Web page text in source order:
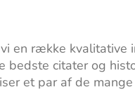
en række kvalitative
citater og
et par af de